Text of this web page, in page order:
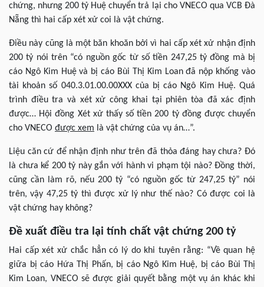
chứng, nhưng 200 tỷ Huệ chuyển trả lại cho VNECO qua VCB Đà
Nẵng thì hai cấp xét xử coi là vật chứng.
Điều này cũng là một băn khoăn bởi vì hai cấp xét xử nhận định
200 tỷ nói trên “có nguồn gốc từ số tiền 247,25 tỷ đồng mà bị
cáo Ngô Kim Huệ và bị cáo Bùi Thị Kim Loan đã nộp khống vào
tài khoản số 040.3.01.00.00XXX của bị cáo Ngô Kim Huệ. Quá
trình điều tra và xét xử công khai tại phiên tòa đã xác định
được… Hội đồng Xét xử thấy số tiền 200 tỷ đồng được chuyển
cho VNECO được xem là vật chứng của vụ án…”.
Liệu căn cứ để nhận định như trên đã thỏa đáng hay chưa? Đó
là chưa kể 200 tỷ này gắn với hành vi phạm tội nào? Đồng thời,
cũng cần làm rõ, nếu 200 tỷ “có nguồn gốc từ 247,25 tỷ” nói
trên, vậy 47,25 tỷ thì được xử lý như thế nào? Có được coi là
vật chứng hay không?
Đề xuất điều tra lại tính chất vật chứng 200 tỷ
Hai cấp xét xử chắc hẳn có lý do khi tuyên rằng: “Về quan hệ
giữa bị cáo Hứa Thị Phấn, bị cáo Ngô Kim Huệ, bị cáo Bùi Thị
Kim Loan, VNECO sẽ được giải quyết bằng một vụ án khác khi